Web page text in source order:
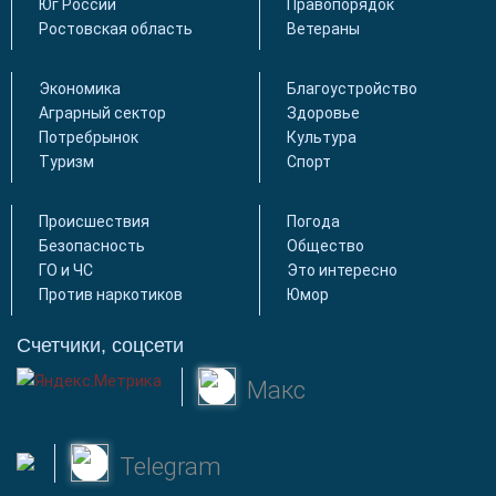
Юг России
Ростовская область
Правопорядок
Ветераны
Экономика
Аграрный сектор
Потребрынок
Туризм
Благоустройство
Здоровье
Культура
Спорт
Происшествия
Безопасность
ГО и ЧС
Против наркотиков
Погода
Общество
Это интересно
Юмор
Счетчики, соцсети
Макс
Telegram